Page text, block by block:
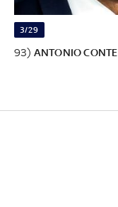
3/29
93) ANTONIO CONTE